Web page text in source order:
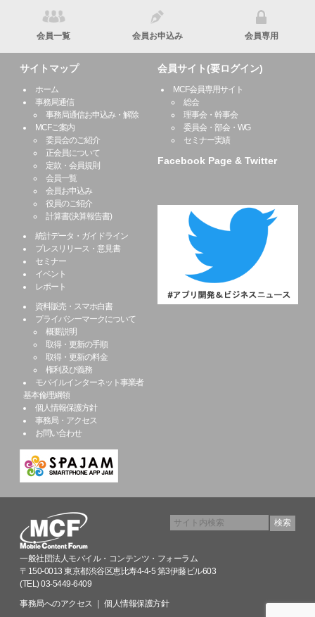
会員一覧 会員お申込み 会員専用
サイトマップ
ホーム
事務局通信
事務局通信お申込み・解除
MCFご案内
委員会のご紹介
正会員について
定款・会員規則
会員一覧
会員お申込み
役員のご紹介
計算書(決算報告書)
統計データ・ガイドライン
プレスリリース・意見書
セミナー
イベント
レポート
資料販売・スマホ白書
プライバシーマークについて
概要説明
取得・更新の手順
取得・更新の料金
権利及び義務
モバイルインターネット事業者
基本倫理綱領
個人情報保護方針
事務局・アクセス
お問い合わせ
会員サイト(要ログイン)
MCF会員専用サイト
総会
理事会・幹事会
委員会・部会・WG
セミナー実績
Facebook Page & Twitter
一般社団法人モバイル・コンテンツ・フォーラム
〒150-0013 東京都渋谷区恵比寿4-4-5 第3伊藤ビル603
(TEL) 03-5449-6409
事務局へのアクセス
個人情報保護方針